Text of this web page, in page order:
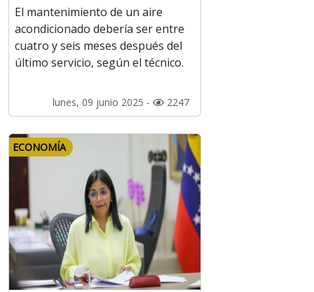
El mantenimiento de un aire
acondicionado debería ser entre
cuatro y seis meses después del
último servicio, según el técnico.
lunes, 09 junio 2025 - 2247
ECONOMÍA